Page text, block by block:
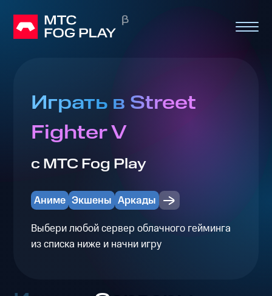
Играть в Street
Fighter V
с МТС Fog Play
Аниме Экшены Аркады
Выбери любой сервер облачного гейминга
из списка ниже и начни игру